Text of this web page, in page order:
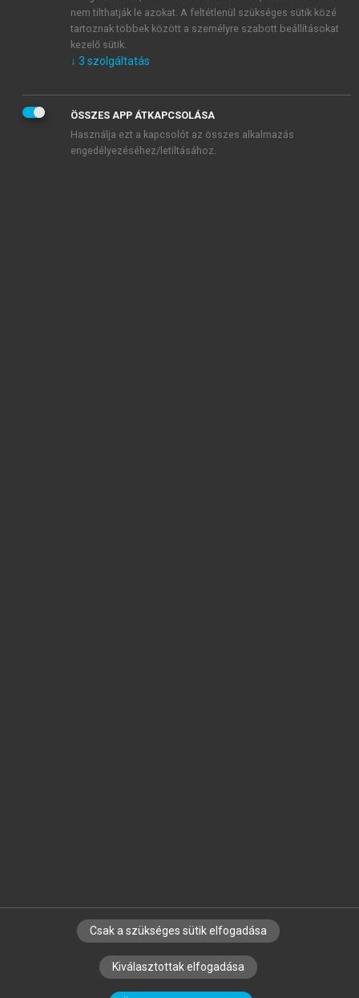
mersz.huoldalak licencszerződéseiben foglaltakat
tudomásul veszem és elfogadom.
KIPRÓBÁLOM
SZERZŐKNEK CÉGEKNEK KÖNYVTÁROSOKNAK
SZERKESZTÉSI ÉS LEKTORÁLÁSI ALAPELVEK
nem tilthatják le azokat. A feltétlenül szükséges sütik közé
tartoznak többek között a személyre szabott beállításokat
kezelő sütik.
↓ 3 szolgáltatás
ÖSSZES APP ÁTKAPCSOLÁSA
Használja ezt a kapcsolót az összes alkalmazás
engedélyezéséhez/letiltásához.
Csak a szükséges sütik elfogadása
Kiválasztottak elfogadása